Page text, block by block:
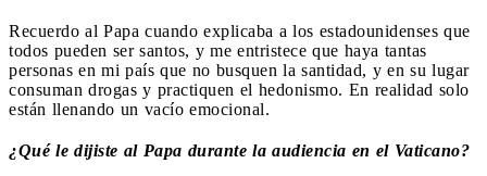
Recuerdo al Papa cuando explicaba a los estadounidenses que
todos pueden ser santos, y me entristece que haya tantas
personas en mi país que no busquen la santidad, y en su lugar
consuman drogas y practiquen el hedonismo. En realidad solo
están llenando un vacío emocional.
¿Qué le dijiste al Papa durante la audiencia en el Vaticano?